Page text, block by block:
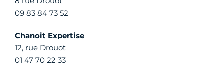
09 83 84 73 52
Chanoit Expertise
12, rue Drouot
01 47 70 22 33